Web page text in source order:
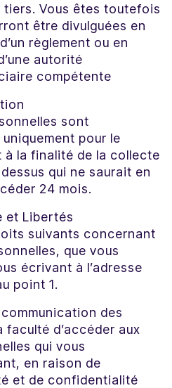
Vous êtes toutefois
être divulguées en
règlement ou en
autorité
compétente
sont
pour le
la finalité de la collecte
qui ne saurait en
24 mois.
et Libertés
suivants concernant
que vous
écrivant à l’adresse
point 1.
des
faculté d’accéder aux
qui vous
en raison de
et de confidentialité